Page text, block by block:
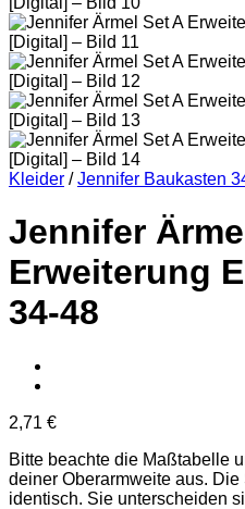
Kleider / Jennifer Baukasten
Jennifer
Erweiterung
34-48
2,71 €
Bitte beachte die Maßtabelle
deiner Oberarmweite aus.
identisch. Sie unterscheiden